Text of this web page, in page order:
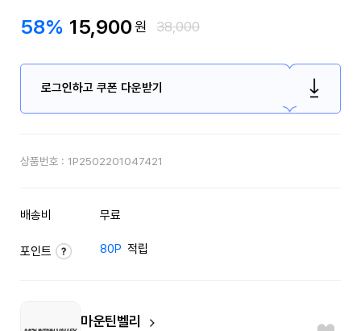
58% 15,900원 38,000
로그인하고 쿠폰 다운받기
상품번호 : 1P2502201047421
배송비 무료
포인트 80P 적립
마운틴벨리